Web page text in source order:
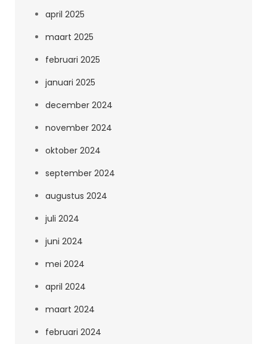
april 2025
maart 2025
februari 2025
januari 2025
december 2024
november 2024
oktober 2024
september 2024
augustus 2024
juli 2024
juni 2024
mei 2024
april 2024
maart 2024
februari 2024